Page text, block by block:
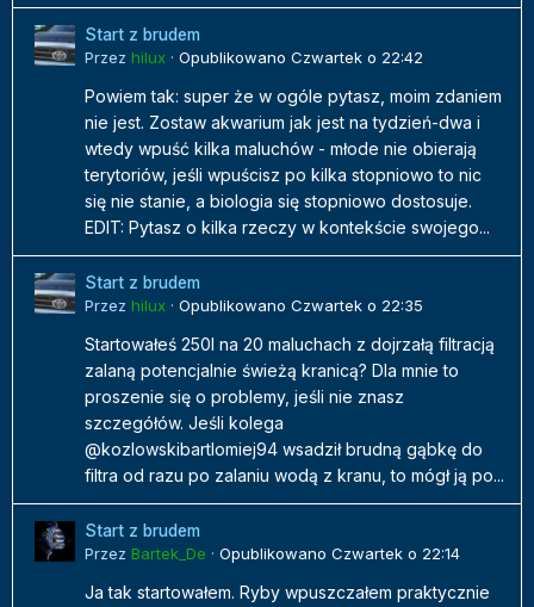
Start z brudem
Przez hilux · Opublikowano Czwartek o 22:42
Powiem tak: super że w ogóle pytasz, moim zdaniem
nie jest. Zostaw akwarium jak jest na tydzień-dwa i
wtedy wpuść kilka maluchów - młode nie obierają
terytoriów, jeśli wpuścisz po kilka stopniowo to nic
się nie stanie, a biologia się stopniowo dostosuje.
EDIT: Pytasz o kilka rzeczy w kontekście swojego...
Start z brudem
Przez hilux · Opublikowano Czwartek o 22:35
Startowałeś 250l na 20 maluchach z dojrzałą filtracją
zalaną potencjalnie świeżą kranicą? Dla mnie to
proszenie się o problemy, jeśli nie znasz
szczegółów. Jeśli kolega
@kozlowskibartlomiej94 wsadził brudną gąbkę do
filtra od razu po zalaniu wodą z kranu, to mógł ją po...
Start z brudem
Przez Bartek_De · Opublikowano Czwartek o 22:14
Ja tak startowałem. Ryby wpuszczałem praktycznie